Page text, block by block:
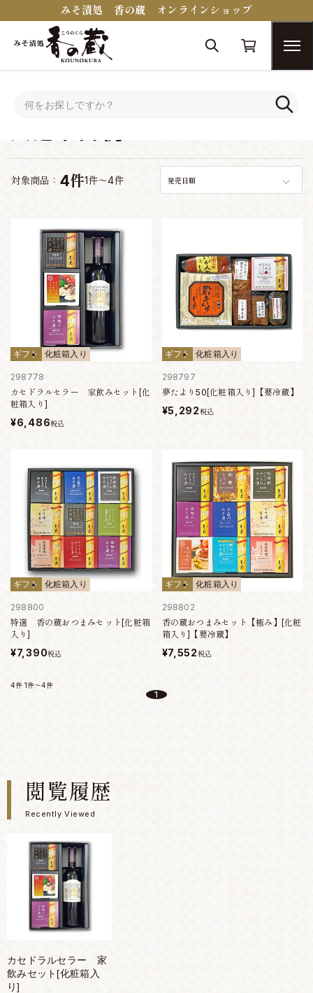
みそ漬処 香の蔵 オンラインショップ
対象商品： 4件1件～4件 発売日順
ギフト 化粧箱入り
298778
カセドラルセラー 家飲みセット[化
粧箱入り]
¥6,486税込
ギフト 化粧箱入り
298797
夢たより50[化粧箱入り]【要冷蔵】
¥5,292税込
ギフト 化粧箱入り
298800
特選 香の蔵おつまみセット[化粧箱
入り]
¥7,390税込
ギフト 化粧箱入り
298802
香の蔵おつまみセット【極み】[化粧
箱入り]【要冷蔵】
¥7,552税込
4件 1件～4件
1
閲覧履歴
Recently Viewed
カセドラルセラー 家
飲みセット[化粧箱入
り]